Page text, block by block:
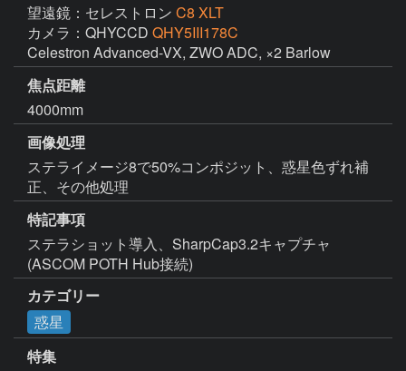
望遠鏡：セレストロン C8 XLT
カメラ：QHYCCD QHY5III178C
Celestron Advanced-VX, ZWO ADC, ×2 Barlow
焦点距離
4000mm
画像処理
ステライメージ8で50%コンポジット、惑星色ずれ補
正、その他処理
特記事項
ステラショット導入、SharpCap3.2キャプチャ
(ASCOM POTH Hub接続)
カテゴリー
惑星
特集